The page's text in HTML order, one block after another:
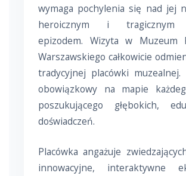
wymaga pochylenia się nad jej
heroicznym i tragicznym
epizodem. Wizyta w Muzeum
Warszawskiego całkowicie
tradycyjnej placówki
obowiązkowy na mapie
poszukującego głębokich,
doświadczeń.
Placówka angażuje
innowacyjne, interaktywne